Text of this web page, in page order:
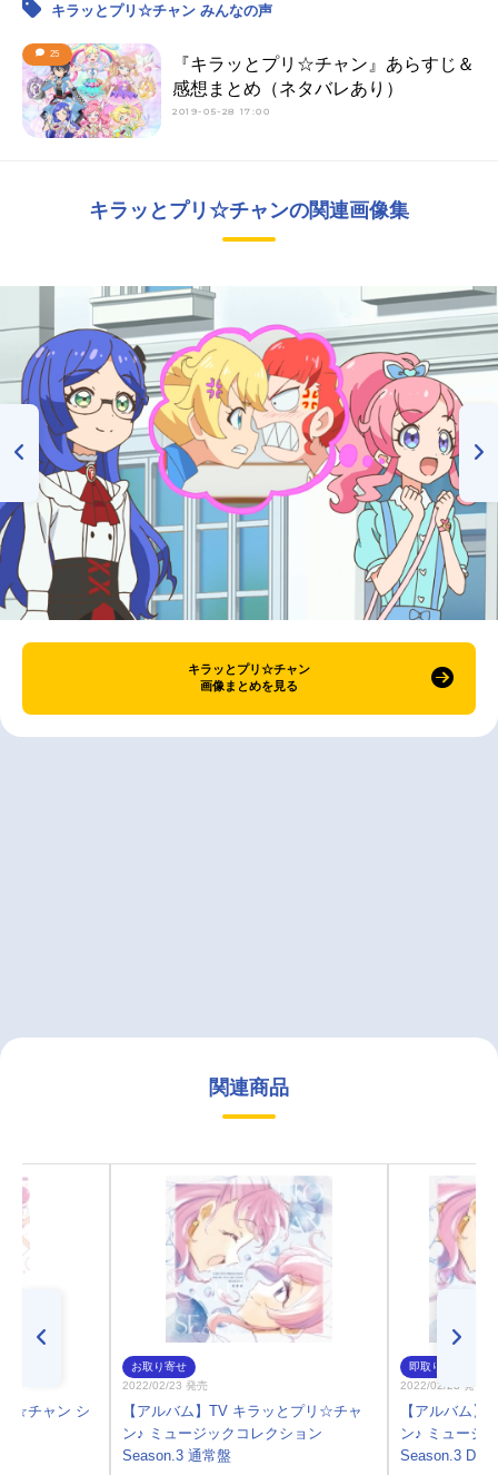
キラッとプリ☆チャン みんなの声
25
『キラッとプリ☆チャン』あらすじ＆
感想まとめ（ネタバレあり）
2019-05-28 17:00
キラッとプリ☆チャンの関連画像集
キラッとプリ☆チャン
画像まとめを見る
関連商品
☆チャン シ
お取り寄せ
2022/02/23 発売
【アルバム】TV キラッとプリ☆チャ
ン♪ ミュージックコレクション
Season.3 通常盤
即取り
2022/02/23 発売
【アルバム
ン♪ ミュージ
Season.3 DX